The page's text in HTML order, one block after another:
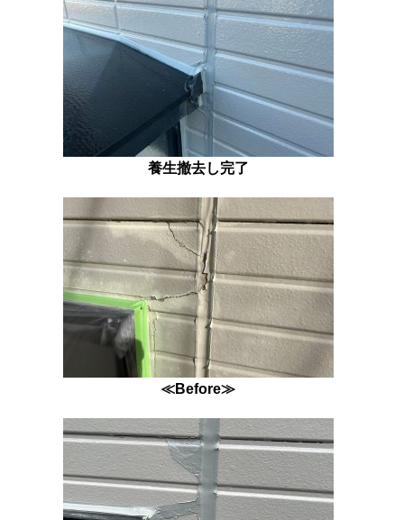
養生撤去し完了
≪Before≫